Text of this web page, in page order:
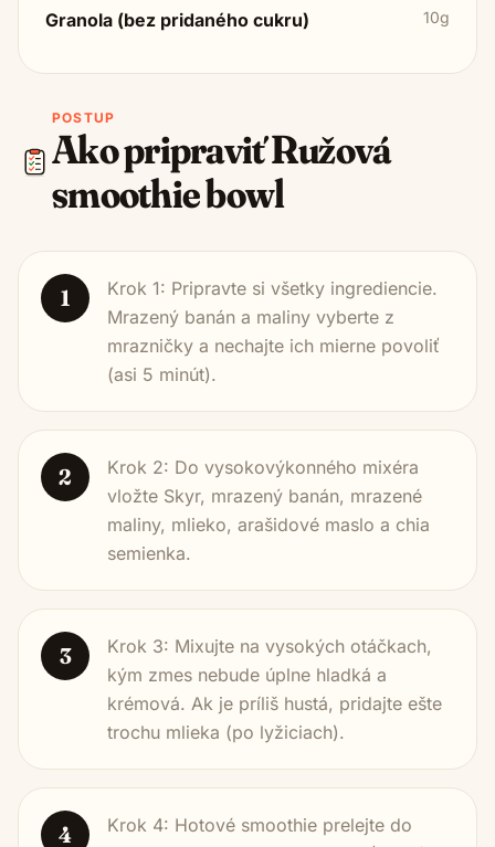
Granola (bez pridaného cukru) 10g
POSTUP
Ako pripraviťRužová
smoothie bowl
1
Krok 1: Pripravte si všetky ingrediencie.
Mrazený banán a maliny vyberte z
mrazničky a nechajte ich mierne povoliť
(asi 5 minút).
2
Krok 2: Do vysokovýkonného mixéra
vložte Skyr, mrazený banán, mrazené
maliny, mlieko, arašidové maslo a chia
semienka.
3
Krok 3: Mixujte na vysokých otáčkach,
kým zmes nebude úplne hladká a
krémová. Ak je príliš hustá, pridajte ešte
trochu mlieka (po lyžiciach).
4
Krok 4: Hotové smoothie prelejte do